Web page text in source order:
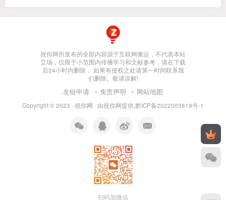
祝你网所发布的全部内容源于互联网搬运，不代表本站
立场，仅限于小范围内传播学习和文献参考，请在下载
后24小时内删除， 如果有侵权之处请第一时间联系我
们删除。敬请谅解!
友链申请 免责声明 网站地图
Copyright © 2023 · 祝你网 · 由祝你网提供.黔ICP备2022003819号-1
扫码加微信